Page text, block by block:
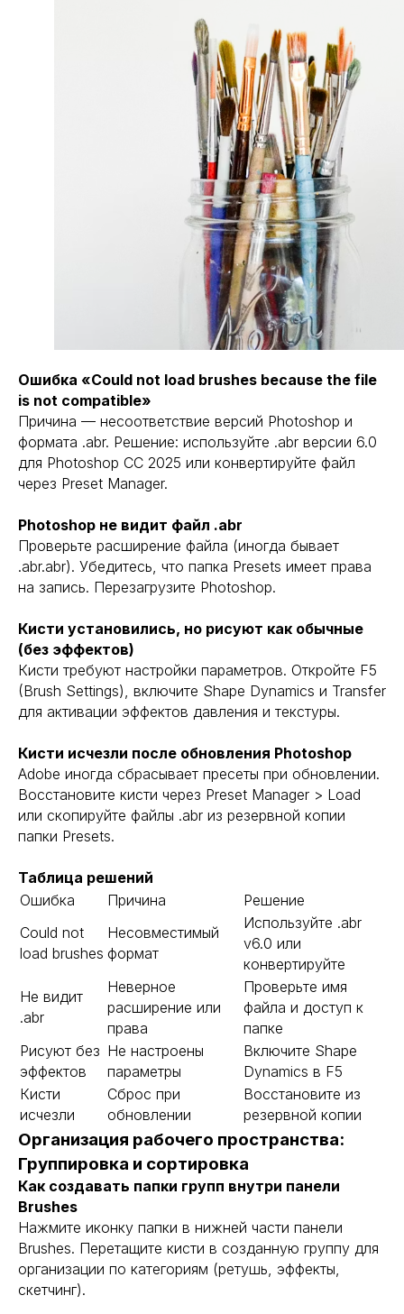
Ошибка «Could not load brushes because the file
is not compatible»
Причина — несоответствие версий Photoshop и
формата .abr. Решение: используйте .abr версии 6.0
для Photoshop CC 2025 или конвертируйте файл
через Preset Manager.
Photoshop не видит файл .abr
Проверьте расширение файла (иногда бывает
.abr.abr). Убедитесь, что папка Presets имеет права
на запись. Перезагрузите Photoshop.
Кисти установились, но рисуют как обычные
(без эффектов)
Кисти требуют настройки параметров. Откройте F5
(Brush Settings), включите Shape Dynamics и Transfer
для активации эффектов давления и текстуры.
Кисти исчезли после обновления Photoshop
Adobe иногда сбрасывает пресеты при обновлении.
Восстановите кисти через Preset Manager > Load
или скопируйте файлы .abr из резервной копии
папки Presets.
Таблица решений
Ошибка
Причина
Решение
Could not
load brushes
Несовместимый
формат
Используйте .abr
v6.0 или
конвертируйте
Не видит
.abr
Неверное
расширение или
права
Проверьте имя
файла и доступ к
папке
Рисуют без
эффектов
Не настроены
параметры
Включите Shape
Dynamics в F5
Кисти
исчезли
Сброс при
обновлении
Восстановите из
резервной копии
Организация рабочего пространства:
Группировка и сортировка
Как создавать папки групп внутри панели
Brushes
Нажмите иконку папки в нижней части панели
Brushes. Перетащите кисти в созданную группу для
организации по категориям (ретушь, эффекты,
скетчинг).